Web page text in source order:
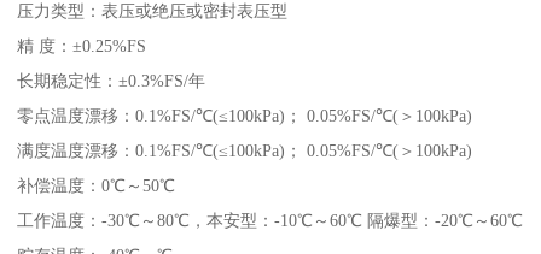
压力类型：表压或绝压或密封表压型
精 度：±0.25%FS
长期稳定性：±0.3%FS/年
零点温度漂移：0.1%FS/℃(≤100kPa)； 0.05%FS/℃(＞100kPa)
满度温度漂移：0.1%FS/℃(≤100kPa)； 0.05%FS/℃(＞100kPa)
补偿温度：0℃～50℃
工作温度：-30℃～80℃，本安型：-10℃～60℃ 隔爆型：-20℃～60℃